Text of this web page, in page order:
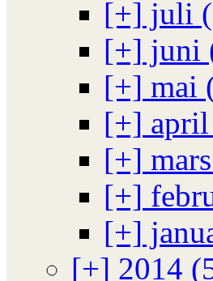
[+] juli
[+] juni
[+] mai
[+]
[+]
[+]
[+]
[+] 2014